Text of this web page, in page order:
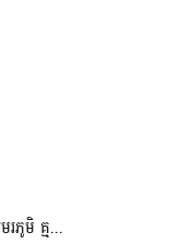
ភូមិ គ្ម...